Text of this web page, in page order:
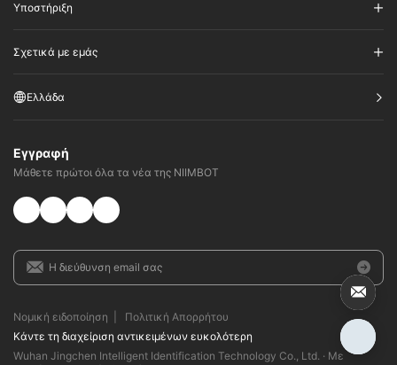
Υποστήριξη
Σχετικά με εμάς
Ελλάδα
Εγγραφή
Μάθετε πρώτοι όλα τα νέα της NIIMBOT
Νομική ειδοποίηση
Πολιτική Απορρήτου
Κάντε τη διαχείριση αντικειμένων ευκολότερη
Wuhan Jingchen Intelligent Identification Technology Co., Ltd. · Με